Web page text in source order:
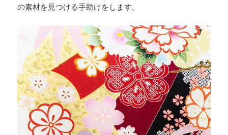
の素材を見つける手助けをします。